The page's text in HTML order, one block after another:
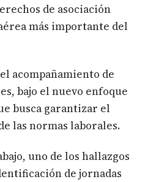
de asociación
más importante del
acompañamiento de
bajo el nuevo enfoque
busca garantizar el
las normas laborales.
uno de los hallazgos
de jornadas